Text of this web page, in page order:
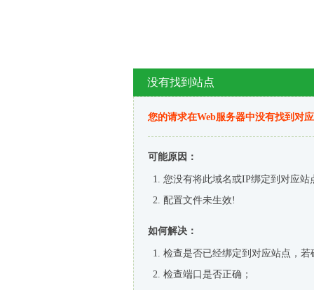
没有找到站点
您的请求在Web服务器中没有找到对
可能原因：
您没有将此域名或IP绑定到对应站
配置文件未生效!
如何解决：
检查是否已经绑定到对应站点，
检查端口是否正确；